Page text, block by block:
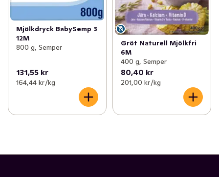
Mjölkdryck BabySemp 3
12M
800 g, Semper
131,55 kr
164,44 kr /kg
Gröt Naturell Mjölkfri
6M
400 g, Semper
80,40 kr
201,00 kr /kg